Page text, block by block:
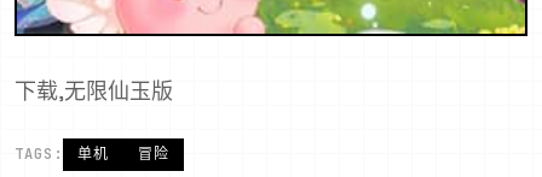
下载,无限仙玉版
TAGS: 单机 冒险